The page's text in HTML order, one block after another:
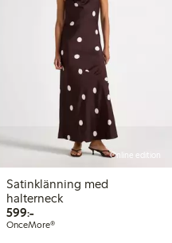
Online edition
Satinklänning med
halterneck
599:-599,00 kr
OnceMore®